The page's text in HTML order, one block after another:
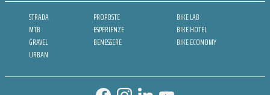
STRADA
MTB
GRAVEL
URBAN
PROPOSTE
ESPERIENZE
BENESSERE
BIKE LAB
BIKE HOTEL
BIKE ECONOMY